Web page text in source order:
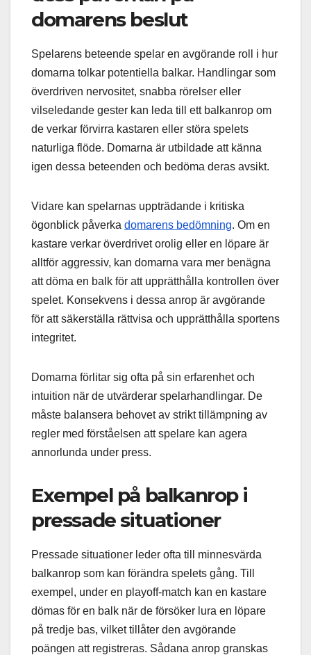
domarens beslut
Spelarens beteende spelar en avgörande roll i hur
domarna tolkar potentiella balkar. Handlingar som
överdriven nervositet, snabba rörelser eller
vilseledande gester kan leda till ett balkanrop om
de verkar förvirra kastaren eller störa spelets
naturliga flöde. Domarna är utbildade att känna
igen dessa beteenden och bedöma deras avsikt.
Vidare kan spelarnas uppträdande i kritiska
ögonblick påverka domarens bedömning. Om en
kastare verkar överdrivet orolig eller en löpare är
alltför aggressiv, kan domarna vara mer benägna
att döma en balk för att upprätthålla kontrollen över
spelet. Konsekvens i dessa anrop är avgörande
för att säkerställa rättvisa och upprätthålla sportens
integritet.
Domarna förlitar sig ofta på sin erfarenhet och
intuition när de utvärderar spelarhandlingar. De
måste balansera behovet av strikt tillämpning av
regler med förståelsen att spelare kan agera
annorlunda under press.
Exempel på balkanrop i
pressade situationer
Pressade situationer leder ofta till minnesvärda
balkanrop som kan förändra spelets gång. Till
exempel, under en playoff-match kan en kastare
dömas för en balk när de försöker lura en löpare
på tredje bas, vilket tillåter den avgörande
poängen att registreras. Sådana anrop granskas